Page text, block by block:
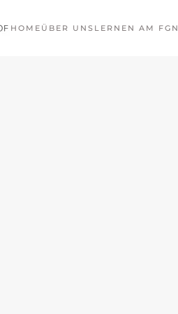
HOME ÜBER UNS LERNEN AM FGN